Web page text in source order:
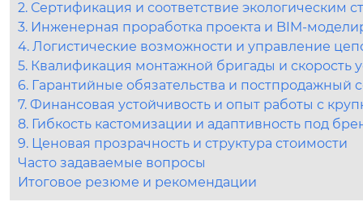
2. Сертификация и соответствие экологическим
3. Инженерная проработка проекта и BIM-
4. Логистические возможности и управление
5. Квалификация монтажной бригады и скорость
6. Гарантийные обязательства и постпродажный
7. Финансовая устойчивость и опыт работы с
8. Гибкость кастомизации и адаптивность под
9. Ценовая прозрачность и структура стоимости
Часто задаваемые вопросы
Итоговое резюме и рекомендации